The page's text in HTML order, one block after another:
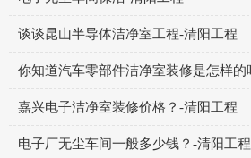
谈谈昆山半导体洁净室工程-清阳工程
嘉兴电子洁净室装修价格？-清阳工程
电子厂无尘车间一般多少钱？-清阳工程